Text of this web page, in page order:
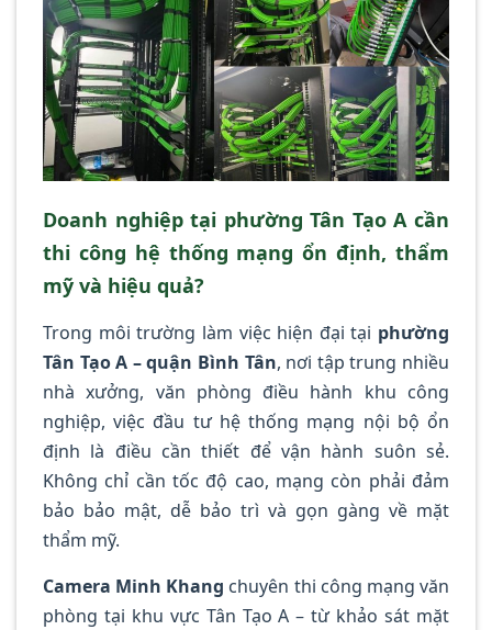
Doanh nghiệp tại phường Tân Tạo A cần
thi công hệ thống mạng ổn định, thẩm
mỹ và hiệu quả?
Trong môi trường làm việc hiện đại tại phường
Tân Tạo A – quận Bình Tân, nơi tập trung nhiều
nhà xưởng, văn phòng điều hành khu công
nghiệp, việc đầu tư hệ thống mạng nội bộ ổn
định là điều cần thiết để vận hành suôn sẻ.
Không chỉ cần tốc độ cao, mạng còn phải đảm
bảo bảo mật, dễ bảo trì và gọn gàng về mặt
thẩm mỹ.
Camera Minh Khang chuyên thi công mạng văn
phòng tại khu vực Tân Tạo A – từ khảo sát mặt